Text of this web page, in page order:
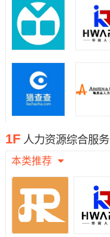
1F 人力资源综合服务
本类推荐